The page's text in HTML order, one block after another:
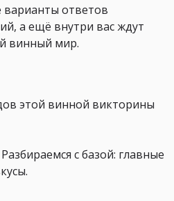
ответов
а ещё внутри вас ждут
винный мир.
этой винной викторины
Разбираемся с базой: главные